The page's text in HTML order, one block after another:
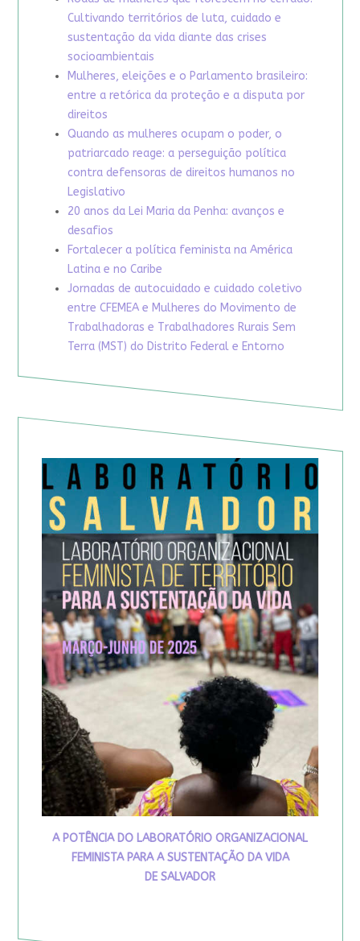
Cultivando territórios de luta, cuidado e
sustentação da vida diante das crises
socioambientais
Mulheres, eleições e o Parlamento brasileiro:
entre a retórica da proteção e a disputa por
direitos
Quando as mulheres ocupam o poder, o
patriarcado reage: a perseguição política
contra defensoras de direitos humanos no
Legislativo
20 anos da Lei Maria da Penha: avanços e
desafios
Fortalecer a política feminista na América
Latina e no Caribe
Jornadas de autocuidado e cuidado coletivo
entre CFEMEA e Mulheres do Movimento de
Trabalhadoras e Trabalhadores Rurais Sem
Terra (MST) do Distrito Federal e Entorno
A POTÊNCIA DO LABORATÓRIO ORGANIZACIONAL
FEMINISTA PARA A SUSTENTAÇÃO DA VIDA
DE SALVADOR